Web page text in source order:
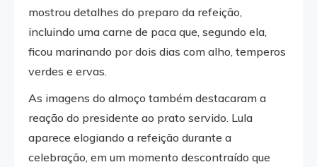
mostrou detalhes do preparo da refeição,
incluindo uma carne de paca que, segundo ela,
ficou marinando por dois dias com alho, temperos
verdes e ervas.
As imagens do almoço também destacaram a
reação do presidente ao prato servido. Lula
aparece elogiando a refeição durante a
celebração, em um momento descontraído que